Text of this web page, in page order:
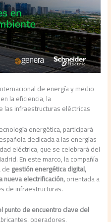
de energía y medio
la eficiencia, la
las infraestructuras eléctricas
energética, participará
dedicada a las energías
eléctrica, que se celebrará del
En este marco, la compañía
gestión energética digital,
nueva electrificación,orientada a
de infraestructuras.
punto de encuentro clave del
operadores,